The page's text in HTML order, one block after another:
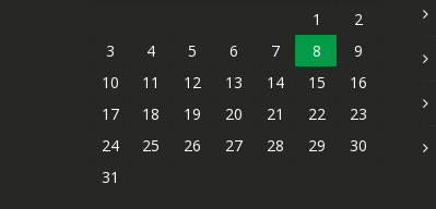
1
2
3
4 5 6 7 8
9
10
11 12 13 14 15
16
17
18 19 20 21 22
23
24
25 26 27 28 29
30
31